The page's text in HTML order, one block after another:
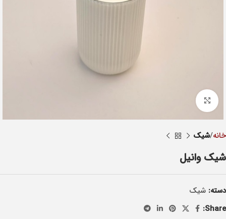
Click to enlarge
خانه شيک
شیک وانیل
دسته: شيک
Share: